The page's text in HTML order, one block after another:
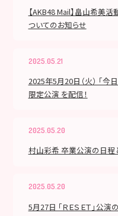
【AKB48 Mail】畠山希美
ついてのお知らせ
2025.05.21
2025年5月20日（火） 「今
限定公演 を配信！
2025.05.20
村山彩希 卒業公演の日程
2025.05.20
5月27日 「ＲＥＳＥＴ」公